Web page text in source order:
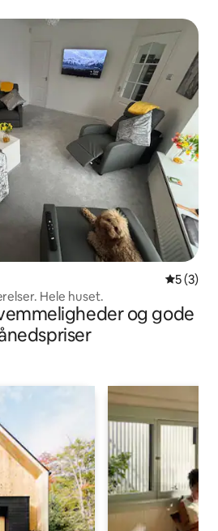
5 ud af 5
5 (3)
Hele huset.
og gode